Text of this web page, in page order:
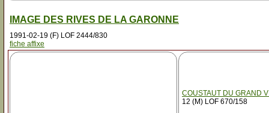
IMAGE DES RIVES DE LA GARONNE
1991-02-19 (F) LOF 2444/830
fiche affixe
COUSTAUT DU GRAND
12 (M) LOF 670/158